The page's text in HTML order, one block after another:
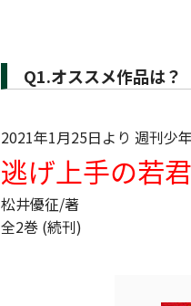
Q1.オススメ作品は？
2021年1月25日より 週刊少
逃げ上手の若君
松井優征/著
全2巻 (続刊)